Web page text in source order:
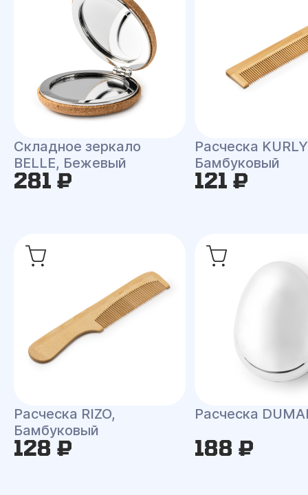
Складное зеркало
BELLE, Бежевый
281 ₽
Расческа
Бамбуковый
121 ₽
Расческа RIZO,
Бамбуковый
128 ₽
Расческа
188 ₽